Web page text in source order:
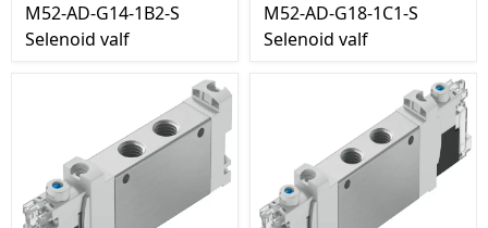
M52-AD-G14-1B2-S
Selenoid valf
M52-AD-G18-1C1-S
Selenoid valf